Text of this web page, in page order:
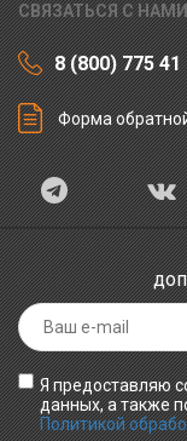
СВЯЗАТЬСЯ С НАМИ
8 (800) 775 41
Форма
Я предоставляю
данных, а также
Политикой